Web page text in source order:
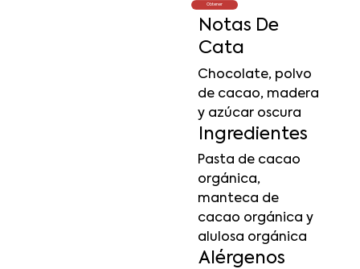
Obtener
Notas De
Cata
Chocolate, polvo
de cacao, madera
y azúcar oscura
Ingredientes
Pasta de cacao
orgánica,
manteca de
cacao orgánica y
alulosa orgánica
Alérgenos